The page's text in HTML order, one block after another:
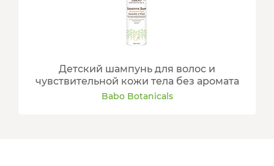
Детский шампунь для волос и
чувствительной кожи тела без аромата
Babo Botanicals